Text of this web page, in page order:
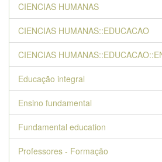
CIENCIAS HUMANAS
CIENCIAS HUMANAS::EDUCACAO
CIENCIAS
Educação integral
Ensino fundamental
Fundamental education
Professores - Formação